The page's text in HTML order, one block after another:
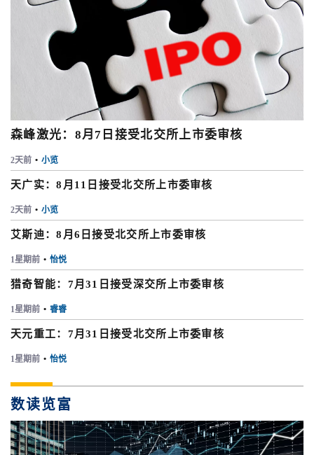
森峰激光：8月7日接受北交所上市委审核
2天前 • 小览
天广实：8月11日接受北交所上市委审核
2天前 • 小览
艾斯迪：8月6日接受北交所上市委审核
1星期前 • 怡悦
猎奇智能：7月31日接受深交所上市委审核
1星期前 • 睿睿
天元重工：7月31日接受北交所上市委审核
1星期前 • 怡悦
数读览富